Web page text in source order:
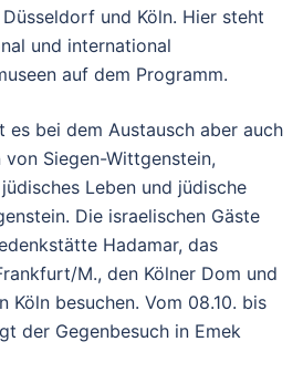
und Köln. Hier steht
und international
auf dem Programm.
es bei dem Austausch aber auch
von Siegen-Wittgenstein,
Leben und jüdische
Die israelischen Gäste
Hadamar, das
M., den Kölner Dom und
Köln besuchen. Vom 08.10. bis
der Gegenbesuch in Emek